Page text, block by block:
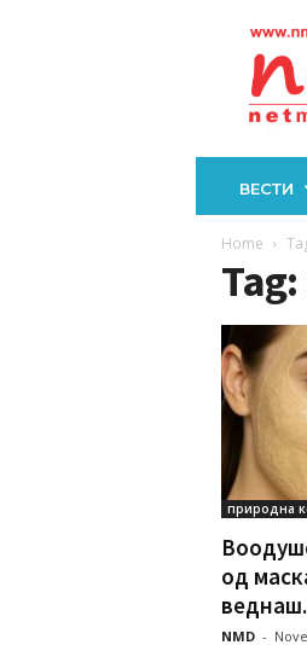
ВЕСТИ
Home
природна
од
NMD -